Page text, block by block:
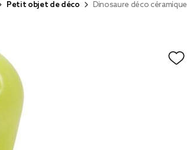
Petit objet de déco Dinosaure déco céramique